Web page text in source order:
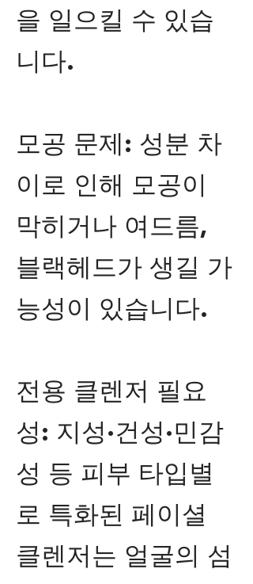
을 일으킬 수 있습
니다.
모공 문제: 성분 차
이로 인해 모공이
막히거나 여드름,
블랙헤드가 생길 가
능성이 있습니다.
전용 클렌저 필요
성: 지성·건성·민감
성 등 피부 타입별
로 특화된 페이셜
클렌저는 얼굴의 섬